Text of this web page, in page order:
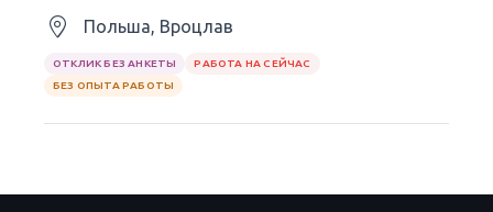
Польша, Вроцлав
ОТКЛИК БЕЗ АНКЕТЫ
РАБОТА НА СЕЙЧАС
БЕЗ ОПЫТА РАБОТЫ